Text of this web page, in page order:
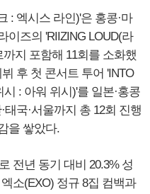
: 엑시스 라인)'은 홍콩·마
이즈의 'RIIZING LOUD(라
지 포함해 11회를 소화했
후 첫 콘서트 투어 'INTO
: 아워 위시)'를 일본·홍콩
태국·서울까지 총 12회 진행
을 쌓았다.
전년 동기 대비 20.3% 성
소(EXO) 정규 8집 컴백과